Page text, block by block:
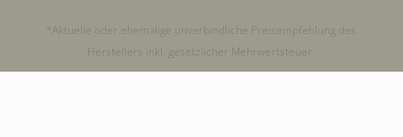
*Aktuelle oder ehemalige unverbindliche Preisempfehlung des
Herstellers inkl. gesetzlicher Mehrwertsteuer.